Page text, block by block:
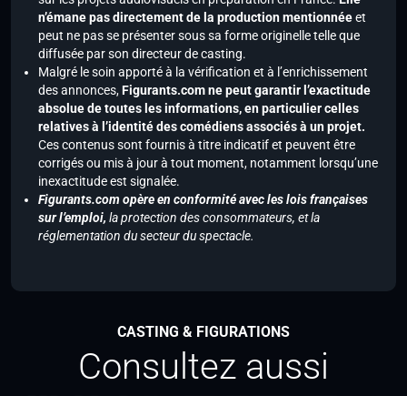
n’émane pas directement de la production mentionnéeet
peut ne pas se présenter sous sa forme originelle telle que
diffusée par son directeur de casting.
Malgré le soin apporté à la vérification et à l’enrichissement
des annonces,Figurants.com ne peut garantir l’exactitude
absolue de toutes les informations, en particulier celles
relatives à l’identité des comédiens associés à un projet.
Ces contenus sont fournis à titre indicatif et peuvent être
corrigés ou mis à jour à tout moment, notamment lorsqu’une
inexactitude est signalée.
Figurants.com opère en conformité avec les lois françaises
sur l’emploi, la protection des consommateurs, et la
réglementation du secteur du spectacle.
CASTING & FIGURATIONS
Consultez aussi